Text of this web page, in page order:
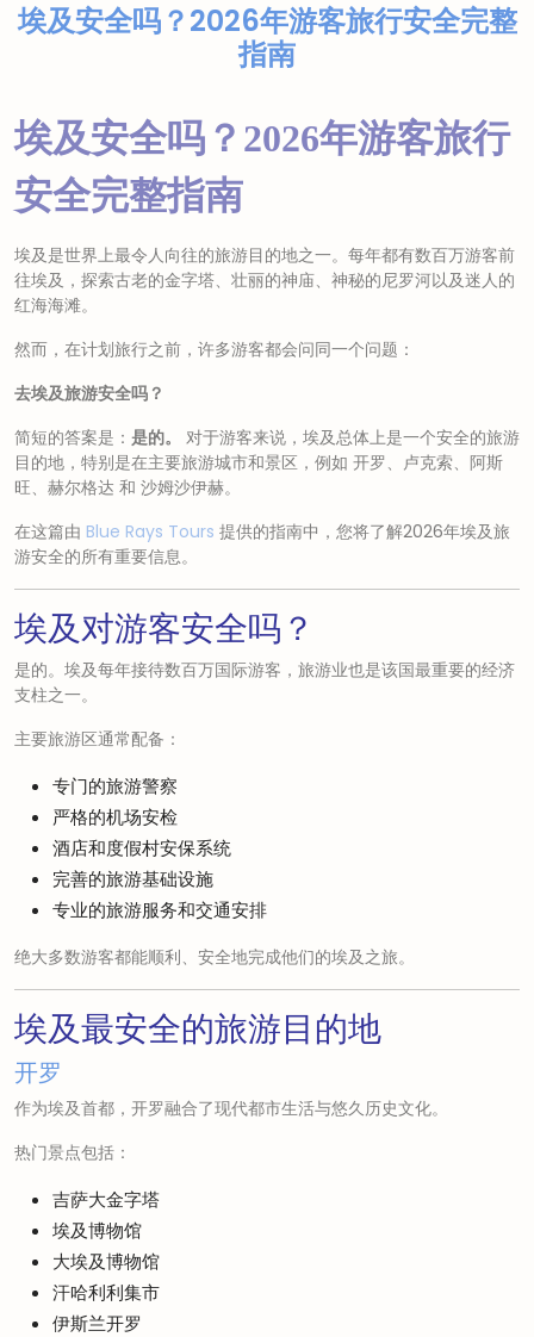
埃及安全吗？2026年游客旅行安全完整
指南
埃及安全吗？2026年游客旅行
安全完整指南
埃及是世界上最令人向往的旅游目的地之一。每年都有数百万游客前
往埃及，探索古老的金字塔、壮丽的神庙、神秘的尼罗河以及迷人的
红海海滩。
然而，在计划旅行之前，许多游客都会问同一个问题：
去埃及旅游安全吗？
简短的答案是： 是的。
对于游客来说，埃及总体上是一个安全的旅游
目的地，特别是在主要旅游城市和景区，例如 开罗、 卢克索、 阿斯
旺、 赫尔格达 和 沙姆沙伊赫。
在这篇由 Blue Rays Tours 提供的指南中，您将了解2026年埃及旅
游安全的所有重要信息。
埃及对游客安全吗？
是的。埃及每年接待数百万国际游客，旅游业也是该国最重要的经济
支柱之一。
主要旅游区通常配备：
专门的旅游警察
严格的机场安检
酒店和度假村安保系统
完善的旅游基础设施
专业的旅游服务和交通安排
绝大多数游客都能顺利、安全地完成他们的埃及之旅。
埃及最安全的旅游目的地
开罗
作为埃及首都，开罗融合了现代都市生活与悠久历史文化。
热门景点包括：
吉萨大金字塔
埃及博物馆
大埃及博物馆
汗哈利利集市
伊斯兰开罗